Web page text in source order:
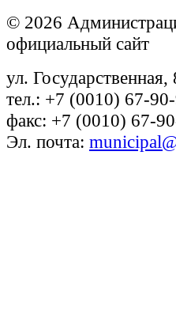
© 2026
официальный сайт
ул. Государственная,
тел.: +7 (0010) 67-
факс: +7 (0010) 67-
Эл. почта: